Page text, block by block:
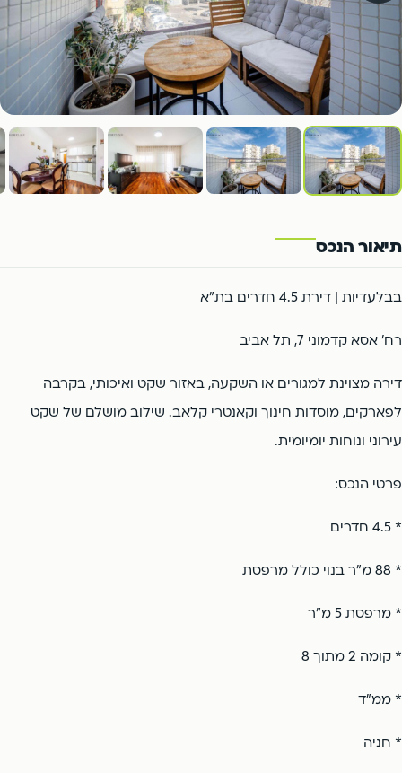
פתח תקווה הרצליה
רמת השרון ארסוף
יהוד כפר סבא
כפר שמריהו
אור יהודה קריית אונו
פתח תקווה הרצליה
רמת השרון ארסוף
יהוד כפר סבא
כפר שמריהו
צור קשר
1/11
תיאור הנכס
בבלעדיות | דירת 4.5 חדרים בת"א
רח' אסא קדמוני 7, תל אביב
דירה מצוינת למגורים או השקעה, באזור שקט ואיכותי, בקרבה
לפארקים, מוסדות חינוך וקאנטרי קלאב. שילוב מושלם של שקט
עירוני ונוחות יומיומית.
פרטי הנכס:
* 4.5 חדרים
* 88 מ"ר בנוי כולל מרפסת
* מרפסת 5 מ"ר
* קומה 2 מתוך 8
* ממ"ד
* חניה